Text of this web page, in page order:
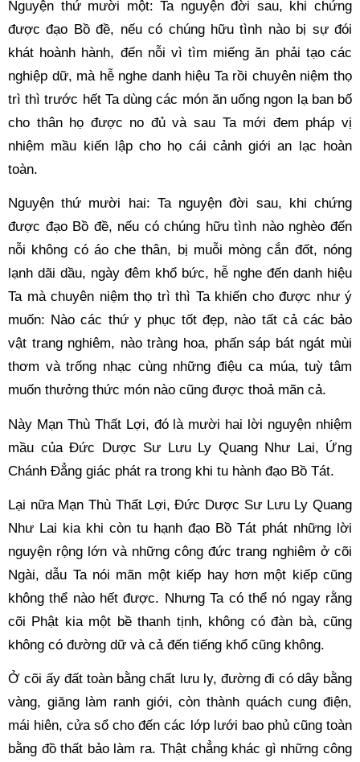
Nguyện thứ mười một: Ta nguyện đời sau, khi chứng
được đạo Bồ đề, nếu có chúng hữu tình nào bị sự đói
khát hoành hành, đến nỗi vì tìm miếng ăn phải tạo các
nghiệp dữ, mà hễ nghe danh hiệu Ta rồi chuyên niệm thọ
trì thì trước hết Ta dùng các món ăn uống ngon lạ ban bố
cho thân họ được no đủ và sau Ta mới đem pháp vị
nhiệm mầu kiến lập cho họ cái cảnh giới an lạc hoàn
toàn.
Nguyện thứ mười hai: Ta nguyện đời sau, khi chứng
được đạo Bồ đề, nếu có chúng hữu tình nào nghèo đến
nỗi không có áo che thân, bị muỗi mòng cắn đốt, nóng
lạnh dãi dầu, ngày đêm khổ bức, hễ nghe đến danh hiệu
Ta mà chuyên niệm thọ trì thì Ta khiến cho được như ý
muốn: Nào các thứ y phục tốt đẹp, nào tất cả các bảo
vật trang nghiêm, nào tràng hoa, phấn sáp bát ngát mùi
thơm và trống nhạc cùng những điệu ca múa, tuỳ tâm
muốn thưởng thức món nào cũng được thoả mãn cả.
Này Mạn Thù Thất Lợi, đó là mười hai lời nguyện nhiệm
mầu của Đức Dược Sư Lưu Ly Quang Như Lai, Ứng
Chánh Đẳng giác phát ra trong khi tu hành đạo Bồ Tát.
Lại nữa Mạn Thù Thất Lợi, Đức Dược Sư Lưu Ly Quang
Như Lai kia khi còn tu hạnh đạo Bồ Tát phát những lời
nguyện rộng lớn và những công đức trang nghiêm ở cõi
Ngài, dẫu Ta nói mãn một kiếp hay hơn một kiếp cũng
không thể nào hết được. Nhưng Ta có thể nó ngay rằng
cõi Phật kia một bề thanh tịnh, không có đàn bà, cũng
không có đường dữ và cả đến tiếng khổ cũng không.
Ở cõi ấy đất toàn bằng chất lưu ly, đường đi có dây bằng
vàng, giăng làm ranh giới, còn thành quách cung điện,
mái hiên, cửa sổ cho đến các lớp lưới bao phủ cũng toàn
bằng đồ thất bảo làm ra. Thật chẳng khác gì những công